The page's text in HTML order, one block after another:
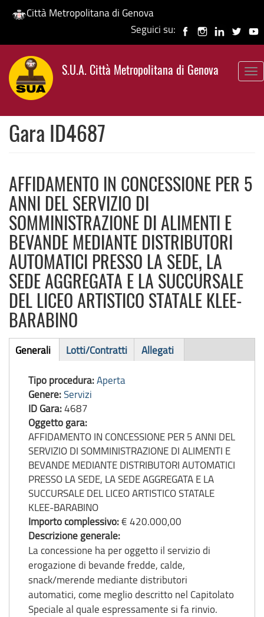
Salta
contenuto
principale
Città Metropolitana di Genova
Seguici su:
S.U.A. Città Metropolitana di Genova
Gara ID4687
AFFIDAMENTO IN CONCESSIONE PER 5
ANNI DEL SERVIZIO DI
SOMMINISTRAZIONE DI ALIMENTI E
BEVANDE MEDIANTE DISTRIBUTORI
AUTOMATICI PRESSO LA SEDE, LA
SEDE AGGREGATA E LA SUCCURSALE
DEL LICEO ARTISTICO STATALE KLEE-
BARABINO
Bando
gara
Generali
attiva)
Lotti/Contratti Allegati
Tipo procedura:Aperta
Genere:Servizi
ID Gara:4687
Oggetto gara:
AFFIDAMENTO IN CONCESSIONE PER 5 ANNI DEL
SERVIZIO DI SOMMINISTRAZIONE DI ALIMENTI E
BEVANDE MEDIANTE DISTRIBUTORI AUTOMATICI
PRESSO LA SEDE, LA SEDE AGGREGATA E LA
SUCCURSALE DEL LICEO ARTISTICO STATALE
KLEE-BARABINO
Importo complessivo:€ 420.000,00
Descrizione generale:
La concessione ha per oggetto il servizio di
erogazione di bevande fredde, calde,
snack/merende mediante distributori
automatici, come meglio descritto nel Capitolato
Speciale al quale espressamente si fa rinvio.